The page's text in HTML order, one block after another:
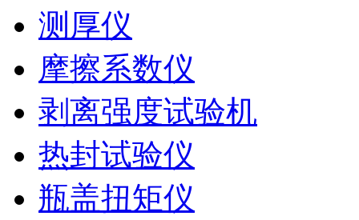
测厚仪
摩擦系数仪
剥离强度试验机
热封试验仪
瓶盖扭矩仪